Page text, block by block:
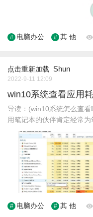
电脑办公 其 他
点击重新加载 Shun
2022-9-11 12:09
win10系统查看应用
导读：(win10系统怎么查
用笔记本的伙伴肯定经常为
电脑办公 其 他